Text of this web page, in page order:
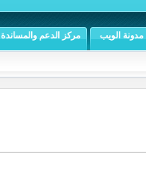
مدونة الويب مركز الدعم والمساندة